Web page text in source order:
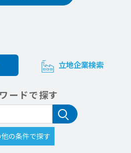
立地企業検索
ードで探す